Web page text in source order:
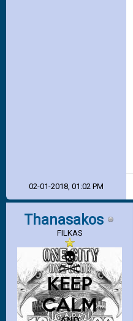
02-01-2018, 01:02 PM
Thanasakos
FILKAS